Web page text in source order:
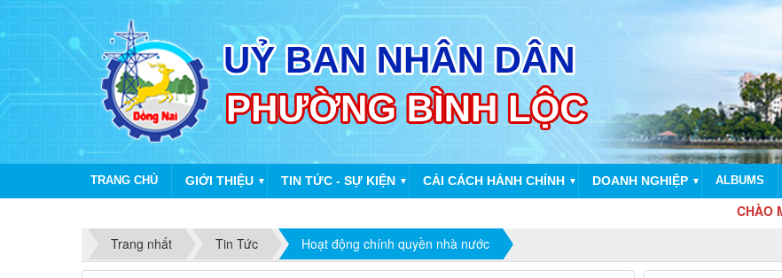
TRANG CHỦ GIỚI THIỆU ▼ TIN TỨC - SỰ KIỆN ▼ CẢI CÁCH HÀNH CHÍNH ▼ DOANH NGHIỆP ▼ ALBUMS
CHÀO
Trang nhất
Tin Tức Hoạt động chính quyền nhà nước